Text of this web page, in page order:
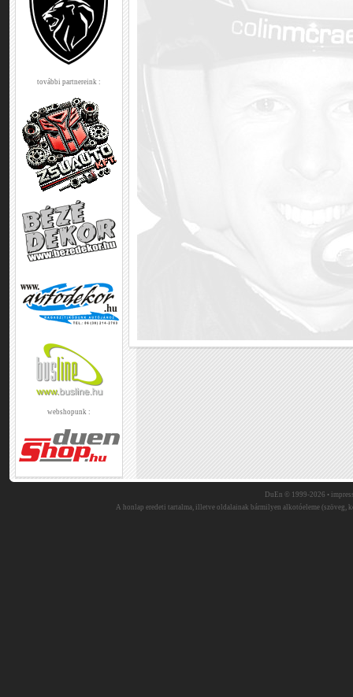
további partnereink :
webshopunk :
DuEn © 1999-2026 •
A honlap eredeti tartalma, illetve oldalainak bármilyen alkotóeleme (szöveg,